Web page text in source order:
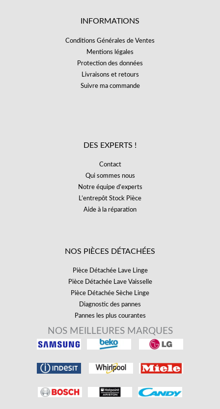
INFORMATIONS
Conditions Générales de Ventes
Mentions légales
Protection des données
Livraisons et retours
Suivre ma commande
DES EXPERTS !
Contact
Qui sommes nous
Notre équipe d’experts
L’entrepôt Stock Pièce
Aide à la réparation
NOS PIÈCES DÉTACHÉES
Pièce Détachée Lave Linge
Pièce Détachée Lave Vaisselle
Pièce Détachée Sèche Linge
Diagnostic des pannes
Pannes les plus courantes
NOS MEILLEURES MARQUES